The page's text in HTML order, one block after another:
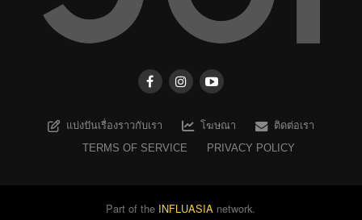
แบ่งปันเรื่องราวกับเรา โฆษณา
ติดต่อเรา
TERMS OF SERVICE
PRIVACY POLICY
Part of the INFLUASIA network.